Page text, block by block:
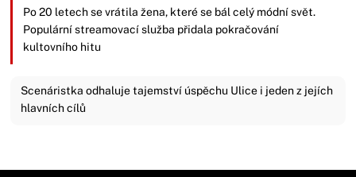
Po 20 letech se vrátila žena, které se bál celý módní svět.
Populární streamovací služba přidala pokračování
kultovního hitu
Scenáristka odhaluje tajemství úspěchu Ulice i jeden z jejích
hlavních cílů